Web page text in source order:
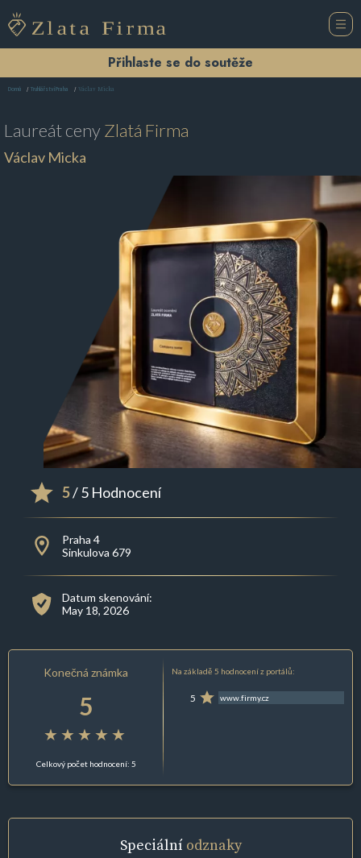
Přihlaste se do soutěže
Domů Truhlářství Praha Václav Micka
Laureát cenyZlatá Firma
Václav Micka
5/ 5 Hodnocení
Praha 4
Sinkulova 679
Datum skenování:
May 18, 2026
Konečná známka
5
Celkový počet hodnocení: 5
Na základě 5 hodnocení z portálů:
5 www.firmy.cz
Speciální odznaky